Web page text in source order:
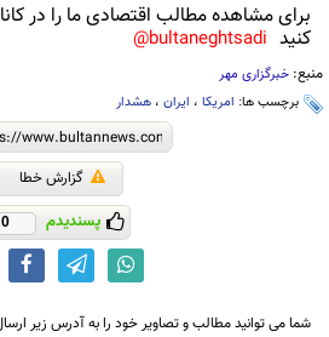
برای مشاهده مطالب اقتصادی ما را در
کنید bultaneghtsadi@
منبع: خبرگزاری مهر
برچسب ها: امریکا ، ایران ، هشدار
گزارش خطا
پسندیدم 0
شما می توانید مطالب و تصاویر خود را به آدرس زیر